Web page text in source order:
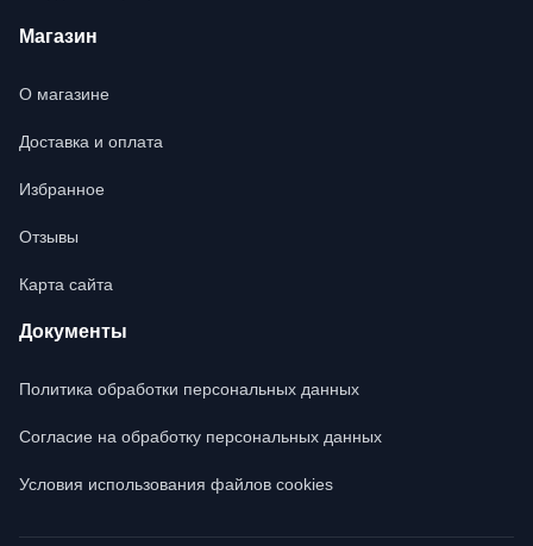
Магазин
О магазине
Доставка и оплата
Избранное
Отзывы
Карта сайта
Документы
Политика обработки персональных данных
Согласие на обработку персональных данных
Условия использования файлов cookies